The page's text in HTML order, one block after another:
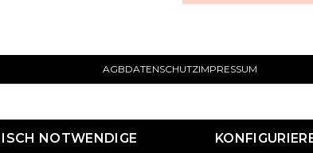
AGBDATENSCHUTZIMPRESSUM
NOTWENDIGE